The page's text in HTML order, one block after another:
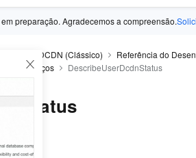
preparação. Agradecemos a compreensão.
DCDN (Clássico) Referência do
de serviços DescribeUserDcdnStatus